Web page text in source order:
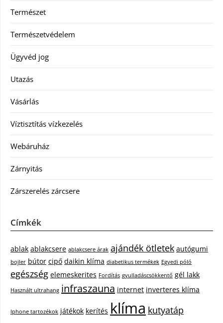
Természet
Természetvédelem
Ügyvéd jog
Utazás
Vásárlás
Víztisztítás vízkezelés
Webáruház
Zárnyitás
Zárszerelés zárcsere
Címkék
ablak ablakcsere ablakcsere árak ajándék ötletek autógumi
bojler bútor cipő daikin klíma diabetikus termékek Egyedi póló
egészség elemeskerites Fordítás gyulladáscsökkentő gél lakk
Használt ultrahang infraszauna internet inverteres klíma
Iphone tartozékok játékok kerítés klíma kutyatáp